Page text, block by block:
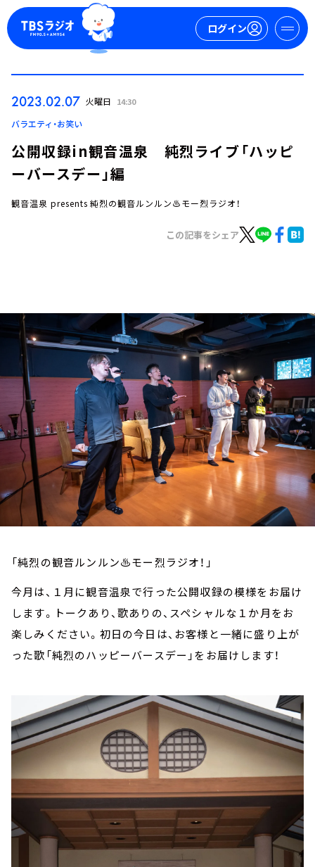
ログイン
ログイン
お知らせ
イベント・グッズ
YouTube
会社情報
2023.02.07 火曜日 14:30
バラエティ・お笑い
公開収録in観音温泉 純烈ライブ「ハッピ
ーバースデー」編
観音温泉 presents 純烈の観音ルンルン♨モー烈ラジオ！
この記事をシェア
「純烈の観音ルンルン♨モー烈ラジオ！」
今月は、１月に観音温泉で行った公開収録の模様をお届け
します。トークあり、歌ありの、スペシャルな１か月をお
楽しみください。初日の今日は、お客様と一緒に盛り上が
った歌「純烈のハッピーバースデー」をお届けします！